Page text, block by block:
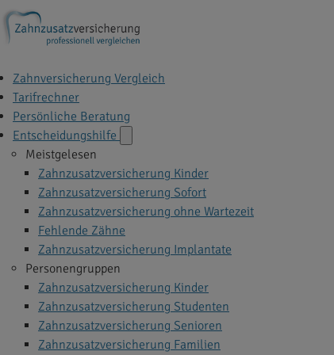
Zahnversicherung Vergleich
Tarifrechner
Persönliche Beratung
Entscheidungshilfe
Meistgelesen
Zahnzusatzversicherung Kinder
Zahnzusatzversicherung Sofort
Zahnzusatzversicherung ohne Wartezeit
Fehlende Zähne
Zahnzusatzversicherung Implantate
Personengruppen
Zahnzusatzversicherung Kinder
Zahnzusatzversicherung Studenten
Zahnzusatzversicherung Senioren
Zahnzusatzversicherung Familien